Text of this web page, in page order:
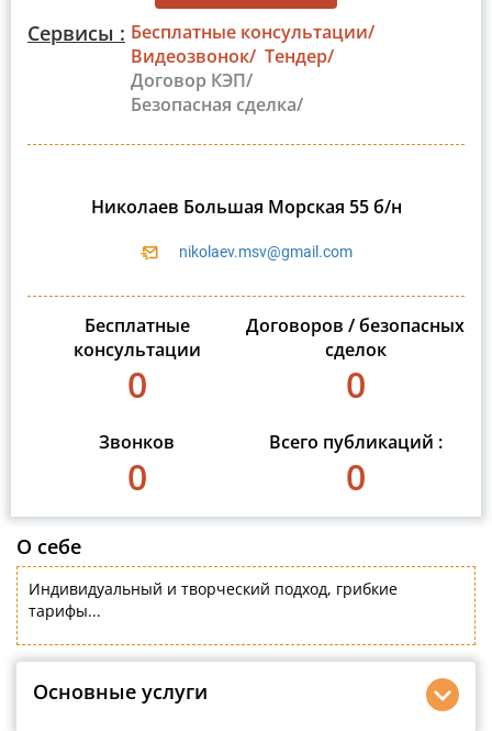
Сервисы : Бесплатные консультации/
Видеозвонок/ Тендер/
Договор КЭП/
Безопасная сделка/
Николаев Большая Морская 55 б/н
nikolaev.msv@gmail.com
Бесплатные
консультации
0
Звонков
0
Договоров / безопасных
сделок
0
Всего публикаций :
0
О себе
Индивидуальный и творческий подход, грибкие
тарифы...
Основные услуги